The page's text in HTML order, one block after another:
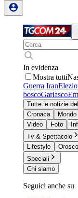
In evidenza
Mostra tutti
Guerra Iran
boscoGarlasco
Tutte le notizie
Cronaca
Mondo
Video
Foto
Tv & Spettacolo
Lifestyle
Speciali
Chi siamo
Seguici anche su